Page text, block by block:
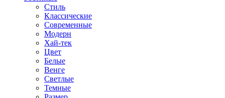
Стиль
Классические
Современные
Модерн
Хай-тек
Цвет
Белые
Венге
Светлые
Темные